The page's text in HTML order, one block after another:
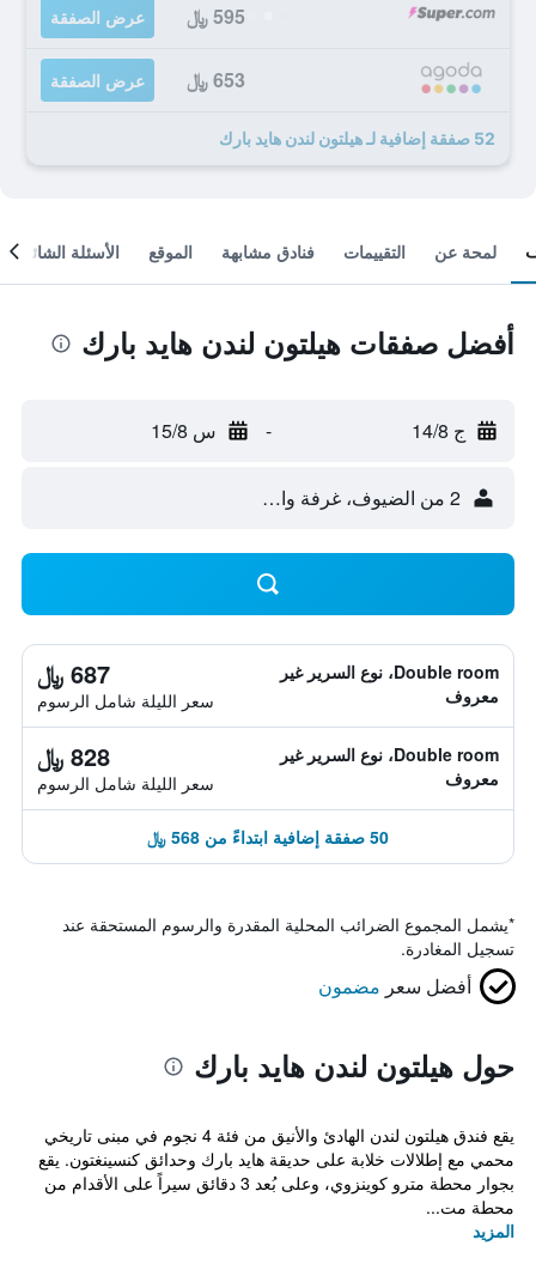
595 ﷼ عرض الصفقة
653 ﷼ عرض الصفقة
52 صفقة إضافية لـ هيلتون لندن هايد بارك
لمحة عن التقييمات فنادق مشابهة الموقع الأسئلة الشائعة
أفضل صفقات هيلتون لندن هايد بارك
ج 14/8 - س 15/8
2 من الضيوف، غرفة واحدة
Double room، نوع السرير غير
معروف
687 ﷼
سعر الليلة شامل الرسوم
Double room، نوع السرير غير
معروف
828 ﷼
سعر الليلة شامل الرسوم
50 صفقة إضافية ابتداءً من 568 ﷼
*يشمل المجموع الضرائب المحلية المقدرة والرسوم المستحقة عند
تسجيل المغادرة.
أفضل سعر مضمون
حول هيلتون لندن هايد بارك
يقع فندق هيلتون لندن الهادئ والأنيق من فئة 4 نجوم في مبنى تاريخي
محمي مع إطلالات خلابة على حديقة هايد بارك وحدائق كنسينغتون. يقع
بجوار محطة مترو كوينزوي، وعلى بُعد 3 دقائق سيراً على الأقدام من
محطة مت...
المزيد